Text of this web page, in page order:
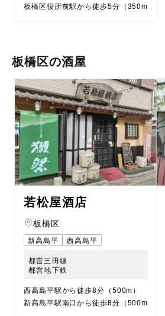
板橋区役所前駅から徒歩5分（350m）
板橋区の酒屋
若松屋酒店
板橋区
新高島平
西高島平
都営三田線
都営地下鉄
西高島平駅から徒歩8分（500m）
新高島平駅南口から徒歩8分（500m）